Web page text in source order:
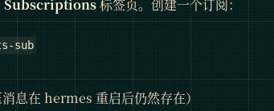
Subscriptions标签页。创建一个订阅：
sub
消息在 hermes 重启后仍然存在）